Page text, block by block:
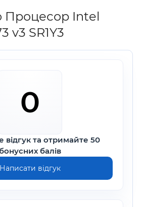
Процесор Intel
v3 SR1Y3
0
відгук та отримайте 50
балів
Написати відгук